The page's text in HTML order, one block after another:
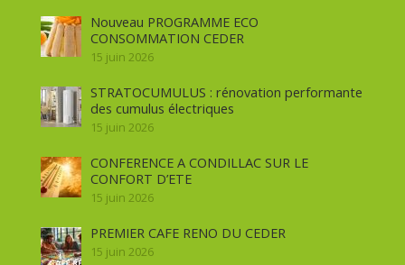
Nouveau PROGRAMME ECO
CONSOMMATION CEDER
15 juin 2026
STRATOCUMULUS : rénovation performante
des cumulus électriques
15 juin 2026
CONFERENCE A CONDILLAC SUR LE
CONFORT D’ETE
15 juin 2026
PREMIER CAFE RENO DU CEDER
15 juin 2026